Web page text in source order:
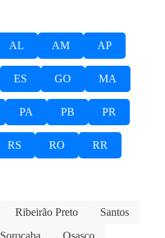
AL AM AP
ES GO MA
PA PB PR
RS RO RR
Ribeirão Preto
Santos